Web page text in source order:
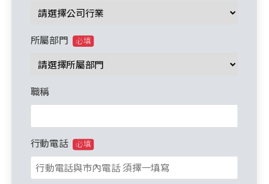
所屬部門 必填
職稱
行動電話 必填